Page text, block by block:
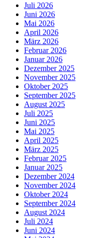
Juli 2026
Juni 2026
Mai 2026
April 2026
März 2026
Februar 2026
Januar 2026
Dezember 2025
November 2025
Oktober 2025
September 2025
August 2025
Juli 2025
Juni 2025
Mai 2025
April 2025
März 2025
Februar 2025
Januar 2025
Dezember 2024
November 2024
Oktober 2024
September 2024
August 2024
Juli 2024
Juni 2024